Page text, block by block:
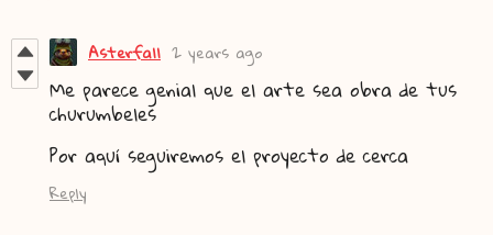
Asterfall 2 years ago
Me parece genial que el arte sea obra de tus
churumbeles
Por aquí seguiremos el proyecto de cerca
Reply